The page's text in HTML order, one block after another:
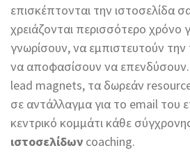
επισκέπτονται την ιστοσελίδα
χρειάζονται περισσότερο χρόνο
γνωρίσουν, να εμπιστευτούν την
να αποφασίσουν να
lead magnets, τα δωρεάν
σε αντάλλαγμα για το email του
κεντρικό κομμάτι κάθε
ιστοσελίδων coaching.